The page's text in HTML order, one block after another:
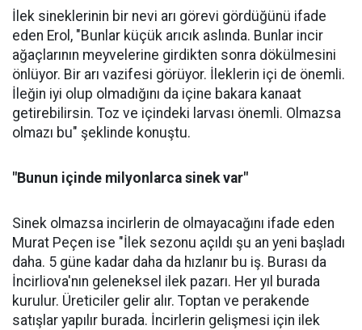
İlek sineklerinin bir nevi arı görevi gördüğünü ifade
eden Erol, "Bunlar küçük arıcık aslında. Bunlar incir
ağaçlarının meyvelerine girdikten sonra dökülmesini
önlüyor. Bir arı vazifesi görüyor. İleklerin içi de önemli.
İleğin iyi olup olmadığını da içine bakara kanaat
getirebilirsin. Toz ve içindeki larvası önemli. Olmazsa
olmazı bu" şeklinde konuştu.
"Bunun içinde milyonlarca sinek var"
Sinek olmazsa incirlerin de olmayacağını ifade eden
Murat Peçen ise "İlek sezonu açıldı şu an yeni başladı
daha. 5 güne kadar daha da hızlanır bu iş. Burası da
İncirliova'nın geleneksel ilek pazarı. Her yıl burada
kurulur. Üreticiler gelir alır. Toptan ve perakende
satışlar yapılır burada. İncirlerin gelişmesi için ilek